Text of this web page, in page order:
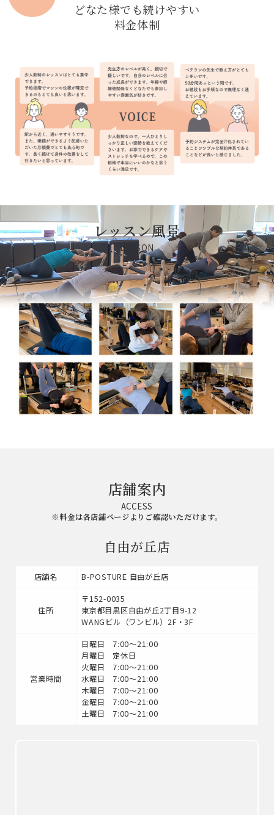
どなた様でも続けやすい
料金体制
レッスン風景
LESSON
店舗案内
ACCESS
※料金は各店舗ページよりご確認いただけます。
自由が丘店
店舗名 B-POSTURE 自由が丘店
住所
〒152-0035
東京都目黒区自由が丘2丁目9-12
WANGビル（ワンビル）2F・3F
営業時間
日曜日 7:00～21:00
月曜日 定休日
火曜日 7:00～21:00
水曜日 7:00～21:00
木曜日 7:00～21:00
金曜日 7:00～21:00
土曜日 7:00～21:00